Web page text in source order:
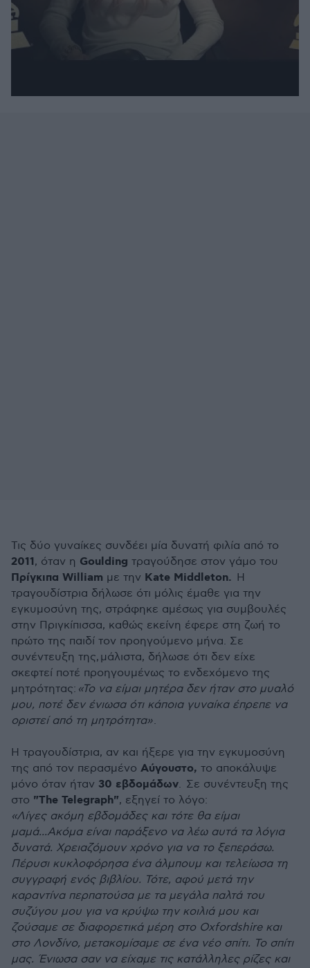
Τις δύο γυναίκες συνδέει μία δυνατή φιλία από το
2011, όταν η Goulding τραγούδησε στον γάμο του
Πρίγκιπα William με την Kate Middleton. Η
τραγουδίστρια δήλωσε ότι μόλις έμαθε για την
εγκυμοσύνη της, στράφηκε αμέσως για συμβουλές
στην Πριγκίπισσα, καθώς εκείνη έφερε στη ζωή το
πρώτο της παιδί τον προηγούμενο μήνα. Σε
συνέντευξη της, μάλιστα, δήλωσε ότι δεν είχε
σκεφτεί ποτέ προηγουμένως το ενδεχόμενο της
μητρότητας: «Το να είμαι μητέρα δεν ήταν στο μυαλό
μου, ποτέ δεν ένιωσα ότι κάποια γυναίκα έπρεπε να
οριστεί από τη μητρότητα».
Η τραγουδίστρια, αν και ήξερε για την εγκυμοσύνη
της από τον περασμένο Αύγουστο, το αποκάλυψε
μόνο όταν ήταν 30 εβδομάδων. Σε συνέντευξη της
στο "The Telegraph", εξηγεί το λόγο:
«Λίγες ακόμη εβδομάδες και τότε θα είμαι
μαμά...Ακόμα είναι παράξενο να λέω αυτά τα λόγια
δυνατά. Χρειαζόμουν χρόνο για να το ξεπεράσω.
Πέρυσι κυκλοφόρησα ένα άλμπουμ και τελείωσα τη
συγγραφή ενός βιβλίου. Τότε, αφού μετά την
καραντίνα περπατούσα με τα μεγάλα παλτά του
συζύγου μου για να κρύψω την κοιλιά μου και
ζούσαμε σε διαφορετικά μέρη στο Oxfordshire και
στο Λονδίνο, μετακομίσαμε σε ένα νέο σπίτι. Το σπίτι
μας. Ένιωσα σαν να είχαμε τις κατάλληλες ρίζες και